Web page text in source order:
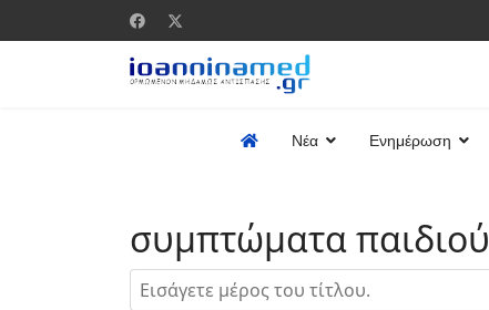
Νέα Ενημέρωση
συμπτώματα παιδιού
Εισάγετε μέρος του τίτλου.